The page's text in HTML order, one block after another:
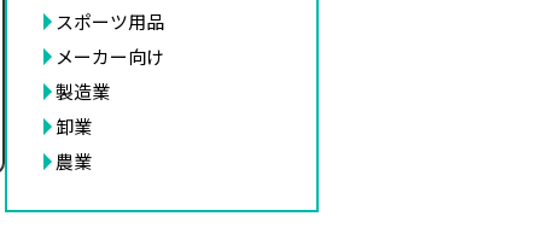
スポーツ用品
メーカー向け
製造業
卸業
農業